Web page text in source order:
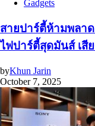
Gadgets
สายปาร์ตี้ห้ามพลา
ไฟปาร์ตี้สุดมันส์ เสี
byKhun Jarin
October 7, 2025